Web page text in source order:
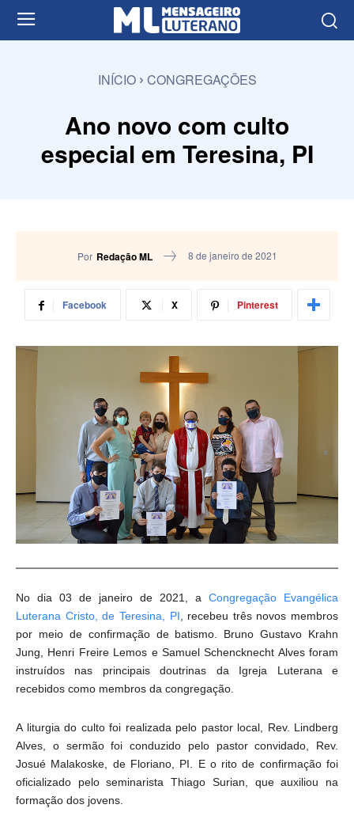
INÍCIO CONGREGAÇÕES
Ano novo com culto
especial em Teresina, PI
Por Redação ML 8 de janeiro de 2021
Facebook X Pinterest
No dia 03 de janeiro de 2021, a Congregação Evangélica
Luterana Cristo, de Teresina, PI, recebeu três novos membros
por meio de confirmação de batismo. Bruno Gustavo Krahn
Jung, Henri Freire Lemos e Samuel Schencknecht Alves foram
instruídos nas principais doutrinas da Igreja Luterana e
recebidos como membros da congregação.
A liturgia do culto foi realizada pelo pastor local, Rev. Lindberg
Alves, o sermão foi conduzido pelo pastor convidado, Rev.
Josué Malakoske, de Floriano, PI. E o rito de confirmação foi
oficializado pelo seminarista Thiago Surian, que auxiliou na
formação dos jovens.